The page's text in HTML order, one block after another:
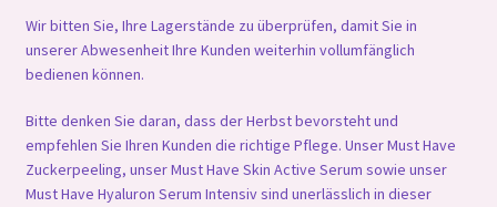
Wir bitten Sie, Ihre Lagerstände zu überprüfen, damit Sie in
unserer Abwesenheit Ihre Kunden weiterhin vollumfänglich
bedienen können.
Bitte denken Sie daran, dass der Herbst bevorsteht und
empfehlen Sie Ihren Kunden die richtige Pflege. Unser Must Have
Zuckerpeeling, unser Must Have Skin Active Serum sowie unser
Must Have Hyaluron Serum Intensiv sind unerlässlich in dieser